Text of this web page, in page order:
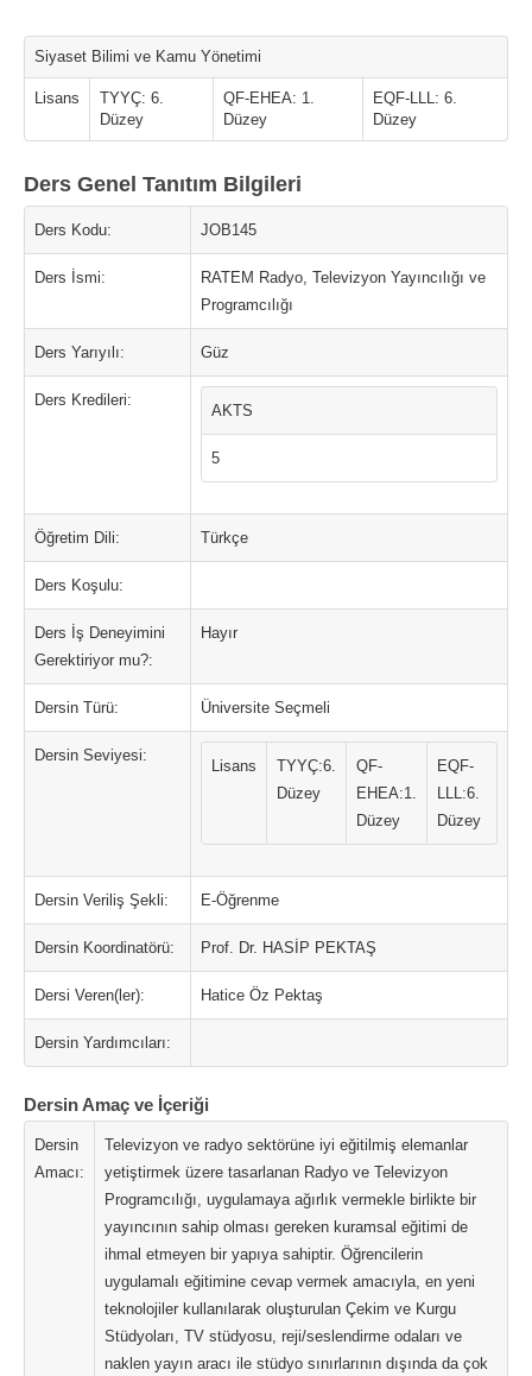
Siyaset Bilimi ve Kamu Yönetimi
Lisans
TYYÇ: 6.
Düzey
QF-EHEA: 1.
Düzey
EQF-LLL: 6.
Düzey
Ders Genel Tanıtım Bilgileri
Ders Kodu: JOB145
Ders İsmi:
RATEM Radyo, Televizyon Yayıncılığı ve
Programcılığı
Ders Yarıyılı: Güz
Ders Kredileri:
AKTS
5
Öğretim Dili: Türkçe
Ders Koşulu:
Ders İş Deneyimini
Gerektiriyor mu?:
Hayır
Dersin Türü: Üniversite Seçmeli
Dersin Seviyesi:
Lisans
TYYÇ:6.
Düzey
QF-
EHEA:1.
Düzey
EQF-
LLL:6.
Düzey
Dersin Veriliş Şekli: E-Öğrenme
Dersin Koordinatörü: Prof. Dr. HASİP PEKTAŞ
Dersi Veren(ler): Hatice Öz Pektaş
Dersin Yardımcıları:
Dersin Amaç ve İçeriği
Dersin
Amacı:
Televizyon ve radyo sektörüne iyi eğitilmiş elemanlar
yetiştirmek üzere tasarlanan Radyo ve Televizyon
Programcılığı, uygulamaya ağırlık vermekle birlikte bir
yayıncının sahip olması gereken kuramsal eğitimi de
ihmal etmeyen bir yapıya sahiptir. Öğrencilerin
uygulamalı eğitimine cevap vermek amacıyla, en yeni
teknolojiler kullanılarak oluşturulan Çekim ve Kurgu
Stüdyoları, TV stüdyosu, reji/seslendirme odaları ve
naklen yayın aracı ile stüdyo sınırlarının dışında da çok